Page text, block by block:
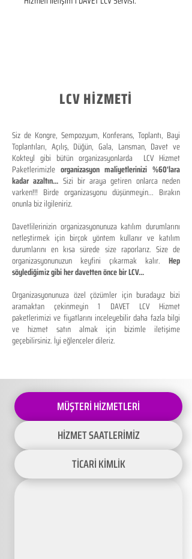
LCV HİZMETİ
Siz de Kongre, Sempozyum, Konferans, Toplantı, Bayi
Toplantıları, Açılış, Düğün, Gala, Lansman, Davet ve
Kokteyl gibi bütün organizasyonlarda LCV Hizmet
Paketlerimizle organizasyon maliyetlerinizi %60'lara
kadar azaltın... Sizi bir araya getiren onlarca neden
varken!!! Birde organizasyonu düşünmeyin... Bırakın
onunla biz ilgileniriz.
Davetlilerinizin organizasyonunuza katılım durumlarını
netleştirmek için birçok yöntem kullanır ve katılım
durumlarını en kısa sürede size raporlarız. Size de
organizasyonunuzun keyfini çıkarmak kalır. Hep
söylediğimiz gibi her davetten önce bir LCV...
Organizasyonunuza özel çözümler için buradayız bizi
aramaktan çekinmeyin 1 DAVET LCV Hizmet
paketlerimizi ve fiyatlarını inceleyebilir daha fazla bilgi
ve hizmet satın almak için bizimle iletişime
geçebilirsiniz. İyi eğlenceler dileriz.
MÜŞTERİ HİZMETLERİ
HİZMET SAATLERİMİZ
TİCARİ KİMLİK